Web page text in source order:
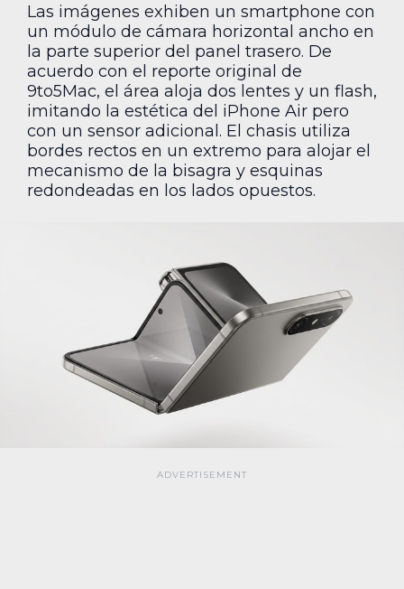
Las imágenes exhiben un smartphone con
un módulo de cámara horizontal ancho en
la parte superior del panel trasero. De
acuerdo con el reporte original de
9to5Mac, el área aloja dos lentes y un flash,
imitando la estética del iPhone Air pero
con un sensor adicional. El chasis utiliza
bordes rectos en un extremo para alojar el
mecanismo de la bisagra y esquinas
redondeadas en los lados opuestos.